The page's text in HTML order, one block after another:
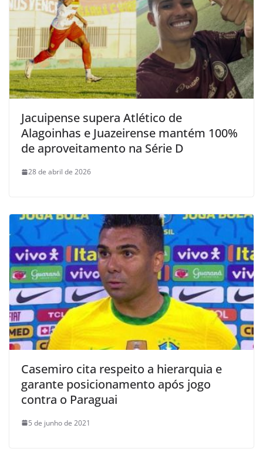
Jacuipense supera Atlético de
Alagoinhas e Juazeirense mantém 100%
de aproveitamento na Série D
28 de abril de 2026
Casemiro cita respeito a hierarquia e
garante posicionamento após jogo
contra o Paraguai
5 de junho de 2021